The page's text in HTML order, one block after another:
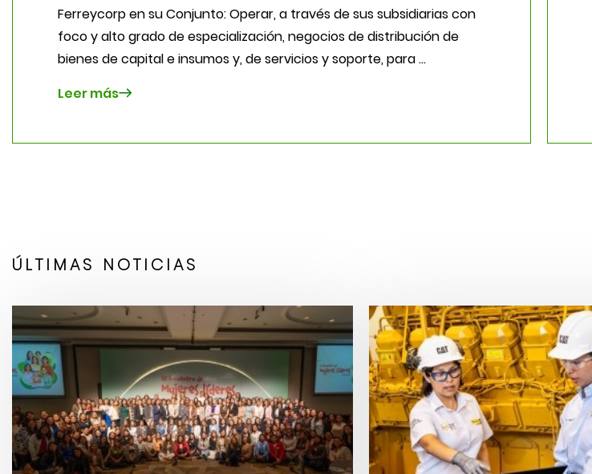
Ferreycorp en su Conjunto: Operar, a través de sus subsidiarias con
foco y alto grado de especialización, negocios de distribución de
bienes de capital e insumos y, de servicios y soporte, para …
Leer más
ÚLTIMAS NOTICIAS